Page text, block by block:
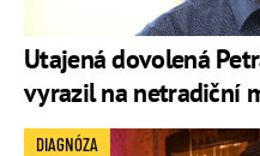
Utajená dovolená
vyrazil na netradiční
DIAGNÓZA